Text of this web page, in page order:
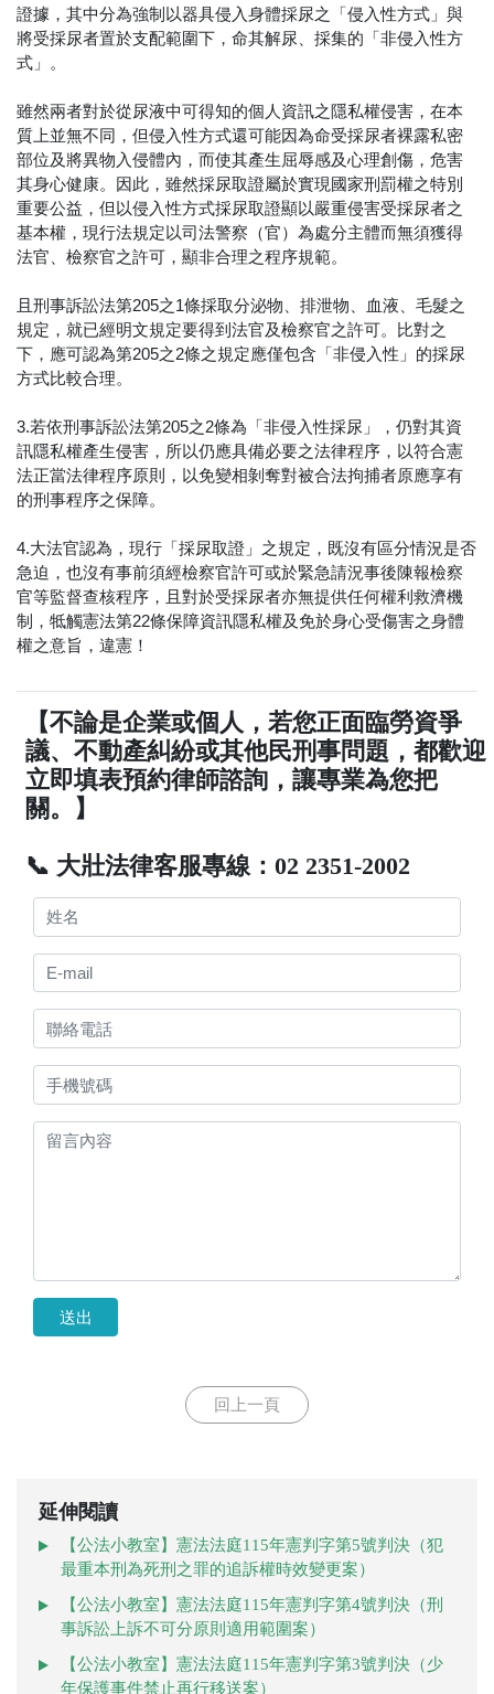
證據，其中分為強制以器具侵入身體採尿之「侵入性方式」與
將受採尿者置於支配範圍下，命其解尿、採集的「非侵入性方
式」。
雖然兩者對於從尿液中可得知的個人資訊之隱私權侵害，在本
質上並無不同，但侵入性方式還可能因為命受採尿者裸露私密
部位及將異物入侵體內，而使其產生屈辱感及心理創傷，危害
其身心健康。因此，雖然採尿取證屬於實現國家刑罰權之特別
重要公益，但以侵入性方式採尿取證顯以嚴重侵害受採尿者之
基本權，現行法規定以司法警察（官）為處分主體而無須獲得
法官、檢察官之許可，顯非合理之程序規範。
且刑事訴訟法第205之1條採取分泌物、排泄物、血液、毛髮之
規定，就已經明文規定要得到法官及檢察官之許可。比對之
下，應可認為第205之2條之規定應僅包含「非侵入性」的採尿
方式比較合理。
3.若依刑事訴訟法第205之2條為「非侵入性採尿」，仍對其資
訊隱私權產生侵害，所以仍應具備必要之法律程序，以符合憲
法正當法律程序原則，以免變相剝奪對被合法拘捕者原應享有
的刑事程序之保障。
4.大法官認為，現行「採尿取證」之規定，既沒有區分情況是否
急迫，也沒有事前須經檢察官許可或於緊急請況事後陳報檢察
官等監督查核程序，且對於受採尿者亦無提供任何權利救濟機
制，牴觸憲法第22條保障資訊隱私權及免於身心受傷害之身體
權之意旨，違憲！
【不論是企業或個人，若您正面臨勞資爭
議、不動產糾紛或其他民刑事問題，都歡迎
立即填表預約律師諮詢，讓專業為您把
關。】
📞 大壯法律客服專線：02 2351-2002
送出
回上一頁
延伸閱讀
【公法小教室】憲法法庭115年憲判字第5號判決（犯
最重本刑為死刑之罪的追訴權時效變更案）
【公法小教室】憲法法庭115年憲判字第4號判決（刑
事訴訟上訴不可分原則適用範圍案）
【公法小教室】憲法法庭115年憲判字第3號判決（少
年保護事件禁止再行移送案）